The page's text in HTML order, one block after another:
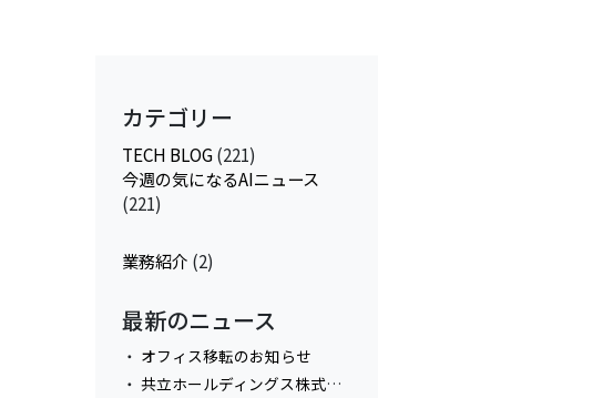
カテゴリー
TECH BLOG(221)
今週の気になるAIニュース
(221)
業務紹介 (2)
最新のニュース
オフィス移転のお知らせ
共立ホールディングス株式会社と資本業務提携